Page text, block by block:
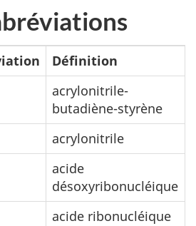
Définition
acrylonitrile-
butadiène-styrène
acrylonitrile
acide
désoxyribonucléique
acide ribonucléique